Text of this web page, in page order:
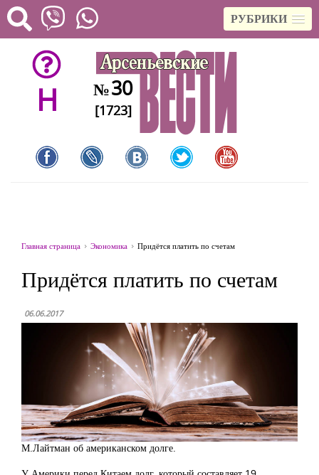
РУБРИКИ
H №30
[1723]
Главная страница Экономика Придётся платить по счетам
Придётся платить по счетам
06.06.2017
М.Лайтман об американском долге.